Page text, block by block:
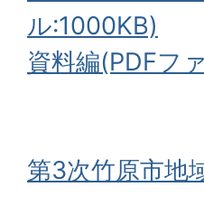
ル:1000KB)
資料編(PDFフ
第3次竹原市地